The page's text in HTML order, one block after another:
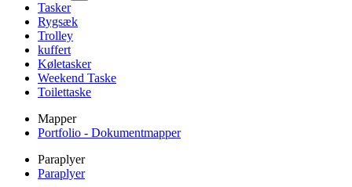
Tasker
Rygsæk
Trolley
kuffert
Køletasker
Weekend Taske
Toilettaske
Mapper
Portfolio - Dokumentmapper
Paraplyer
Paraplyer